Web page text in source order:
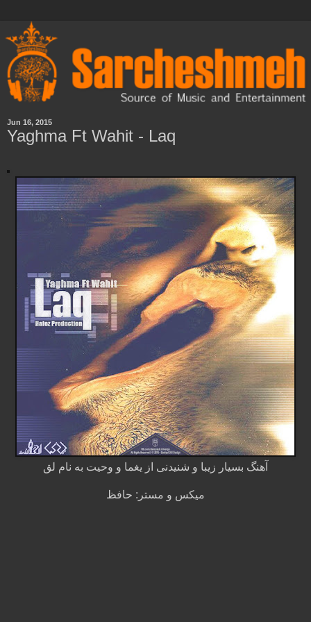
Jun 16, 2015
Yaghma Ft Wahit - Laq
آهنگ بسیار زیبا و شنیدنی از یغما و وحیت به نام لق
میکس و مستر: حافظ